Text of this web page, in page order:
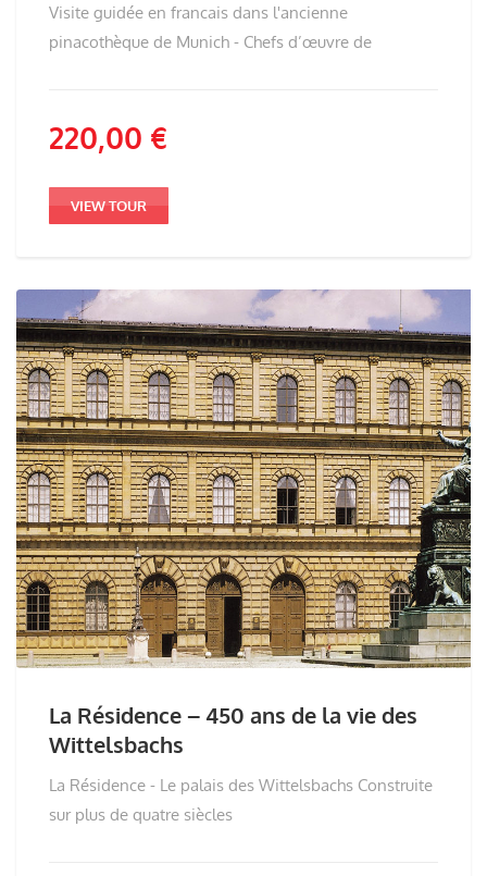
Visite guidée en francais dans l'ancienne
pinacothèque de Munich - Chefs d’œuvre de
220,00 €
VIEW TOUR
La Résidence – 450 ans de la vie des
Wittelsbachs
La Résidence - Le palais des Wittelsbachs Construite
sur plus de quatre siècles